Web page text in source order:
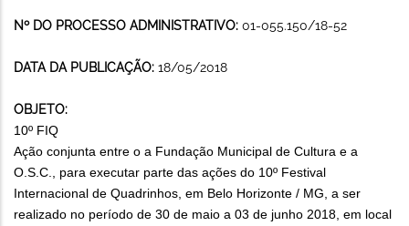
Nº DO PROCESSO ADMINISTRATIVO: 01-055.150/18-52
DATA DA PUBLICAÇÃO: 18/05/2018
OBJETO:
10º FIQ
Ação conjunta entre o a Fundação Municipal de Cultura e a
O.S.C., para executar parte das ações do 10º Festival
Internacional de Quadrinhos, em Belo Horizonte / MG, a ser
realizado no período de 30 de maio a 03 de junho 2018, em local